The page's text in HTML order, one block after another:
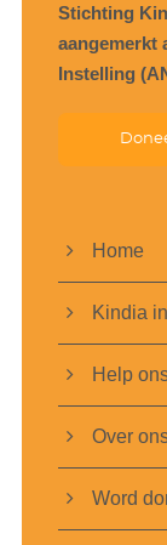
Stichting
aangemerkt
Instelling
Home
Kindia
Help
Over
Word